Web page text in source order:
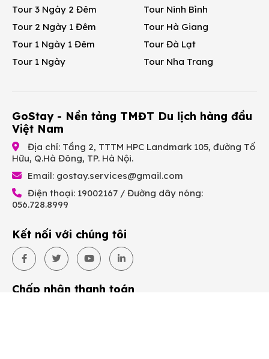
Tour 3 Ngày 2 Đêm
Tour 2 Ngày 1 Đêm
Tour 1 Ngày 1 Đêm
Tour 1 Ngày
Tour Ninh Bình
Tour Hà Giang
Tour Đà Lạt
Tour Nha Trang
GoStay - Nền tảng TMĐT Du lịch hàng đầu
Việt Nam
Địa chỉ: Tầng 2, TTTM HPC Landmark 105, đường Tố
Hữu, Q.Hà Đông, TP. Hà Nội.
Email: gostay.services@gmail.com
Điện thoại: 19002167 / Đường dây nóng:
056.728.8999
Kết nối với chúng tôi
Chấp nhận thanh toán